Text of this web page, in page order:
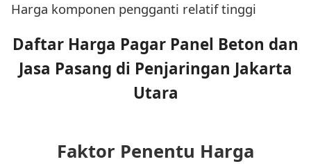
Harga komponen pengganti relatif tinggi
Daftar Harga Pagar Panel Beton dan
Jasa Pasang di Penjaringan Jakarta
Utara
Faktor Penentu Harga